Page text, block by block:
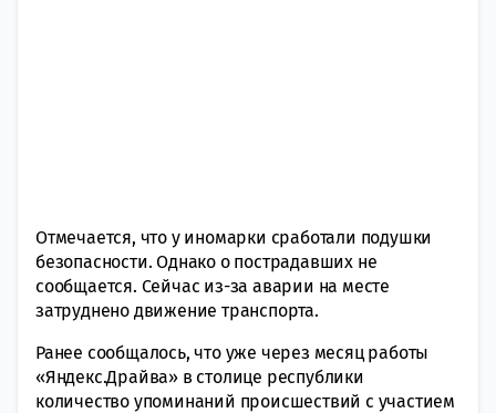
Отмечается, что у иномарки сработали подушки
безопасности. Однако о пострадавших не
сообщается. Сейчас из-за аварии на месте
затруднено движение транспорта.
Ранее сообщалось, что уже через месяц работы
«Яндекс.Драйва» в столице республики
количество упоминаний происшествий с участием